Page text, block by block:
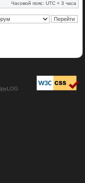
Часовой пояс: UTC + 3 часа